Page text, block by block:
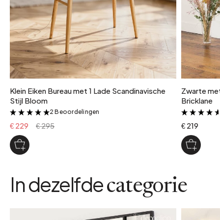
Klein Eiken Bureau met 1 Lade Scandinavische
Stijl Bloom
&
2 Beoordelingen
€ 229 € 295
Zwarte
Bricklane
€ 219
In dezelfdecategorie